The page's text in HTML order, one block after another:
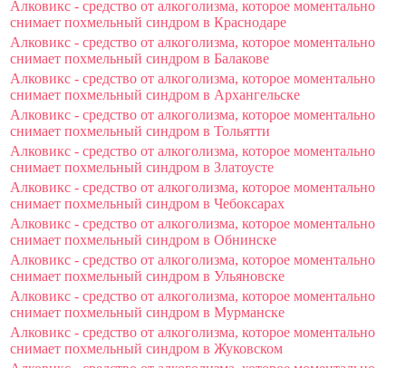
Алковикс - средство от алкоголизма, которое моментально
снимает похмельный синдром в Краснодаре
Алковикс - средство от алкоголизма, которое моментально
снимает похмельный синдром в Балакове
Алковикс - средство от алкоголизма, которое моментально
снимает похмельный синдром в Архангельске
Алковикс - средство от алкоголизма, которое моментально
снимает похмельный синдром в Тольятти
Алковикс - средство от алкоголизма, которое моментально
снимает похмельный синдром в Златоусте
Алковикс - средство от алкоголизма, которое моментально
снимает похмельный синдром в Чебоксарах
Алковикс - средство от алкоголизма, которое моментально
снимает похмельный синдром в Обнинске
Алковикс - средство от алкоголизма, которое моментально
снимает похмельный синдром в Ульяновске
Алковикс - средство от алкоголизма, которое моментально
снимает похмельный синдром в Мурманске
Алковикс - средство от алкоголизма, которое моментально
снимает похмельный синдром в Жуковском